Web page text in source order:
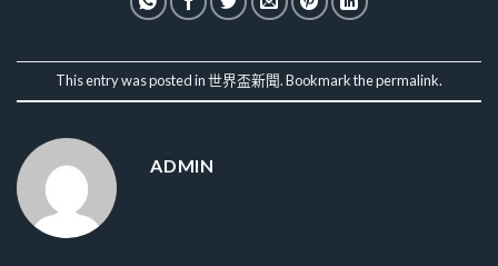
This entry was posted in世界盃新聞. Bookmark thepermalink.
ADMIN